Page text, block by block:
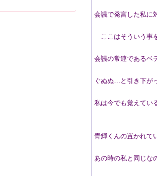
会議で発言した私に
ここはそういう事
会議の常連であるベ
ぐぬぬ…と引き下が
私は今でも覚えてい
青輝くんの置かれて
あの時の私と同じな